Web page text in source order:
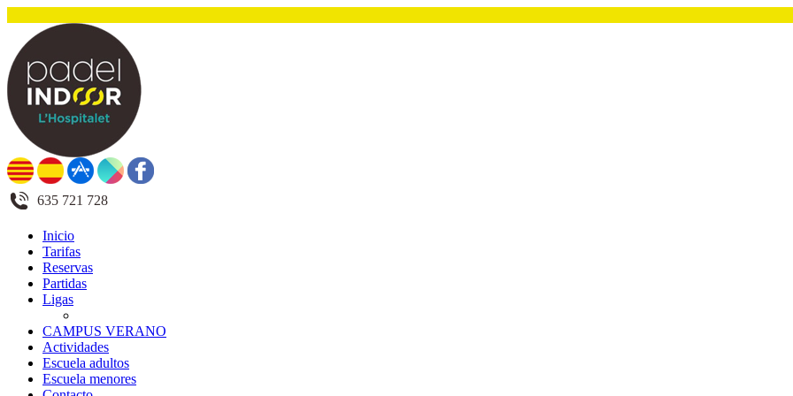
635 721 728
Inicio
Tarifas
Reservas
Partidas
Ligas
CAMPUS VERANO
Actividades
Escuela adultos
Escuela menores